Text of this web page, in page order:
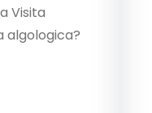
Visita
algologica?